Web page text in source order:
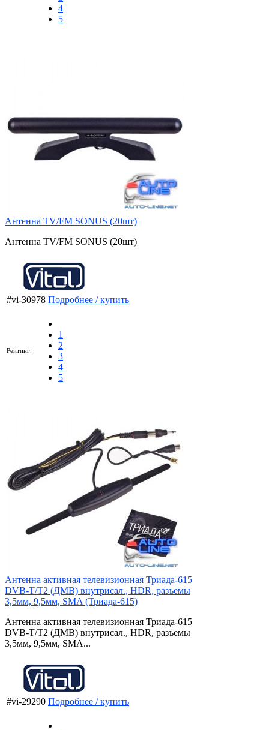
4
5
Антенна TV/FM SONUS (20шт)
Антенна TV/FM SONUS (20шт)
#vi-30978 Подробнее / купить
Рейтинг:
1
2
3
4
5
Антенна активная телевизионная Триада-615
DVB-T/T2 (ДМВ) внутрисал., HDR, разъемы
3,5мм, 9,5мм, SMA (Триада-615)
Антенна активная телевизионная Триада-615
DVB-T/T2 (ДМВ) внутрисал., HDR, разъемы
3,5мм, 9,5мм, SMA...
#vi-29290 Подробнее / купить